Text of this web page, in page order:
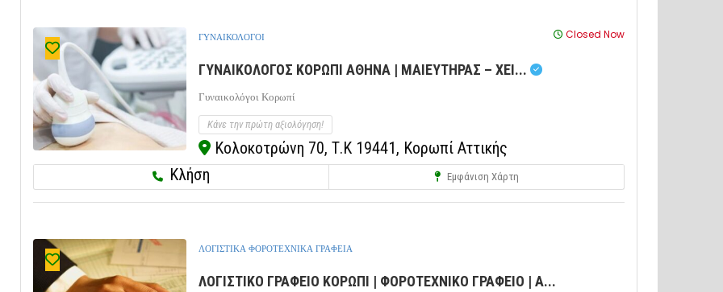
ΓΥΝΑΙΚΟΛΟΓΟΙ Closed Now
ΓΥΝΑΙΚΟΛΟΓΟΣ ΚΟΡΩΠΙ ΑΘΗΝΑ | ΜΑΙΕΥΤΗΡΑΣ – ΧΕΙ...
Γυναικολόγοι Κορωπί
Κάνε την πρώτη αξιολόγηση!
Κολοκοτρώνη 70, Τ.Κ 19441, Κορωπί Αττικής
Κλήση
Εμφάνιση Χάρτη
ΛΟΓΙΣΤΙΚΑ ΦΟΡΟΤΕΧΝΙΚΑ ΓΡΑΦΕΙΑ
ΛΟΓΙΣΤΙΚΟ ΓΡΑΦΕΙΟ ΚΟΡΩΠΙ | ΦΟΡΟΤΕΧΝΙΚΟ ΓΡΑΦΕΙΟ | Α...